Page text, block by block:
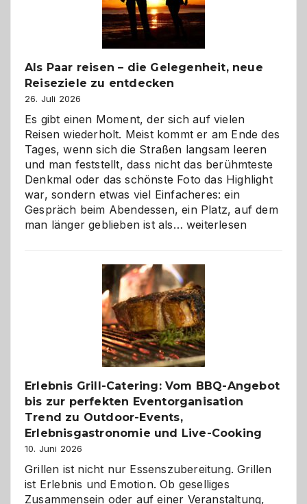
Als Paar reisen – die Gelegenheit, neue
Reiseziele zu entdecken
26. Juli 2026
Es gibt einen Moment, der sich auf vielen
Reisen wiederholt. Meist kommt er am Ende des
Tages, wenn sich die Straßen langsam leeren
und man feststellt, dass nicht das berühmteste
Denkmal oder das schönste Foto das Highlight
war, sondern etwas viel Einfacheres: ein
Gespräch beim Abendessen, ein Platz, auf dem
man länger geblieben ist als… Als
–
die
Gelegenheit,
neue
Reiseziele
zu
entdecken
weiterlesen
Erlebnis Grill-Catering: Vom BBQ-Angebot
bis zur perfekten Eventorganisation
Trend zu Outdoor-Events,
Erlebnisgastronomie und Live-Cooking
10. Juni 2026
Grillen ist nicht nur Essenszubereitung. Grillen
ist Erlebnis und Emotion. Ob geselliges
Zusammensein oder auf einer Veranstaltung,